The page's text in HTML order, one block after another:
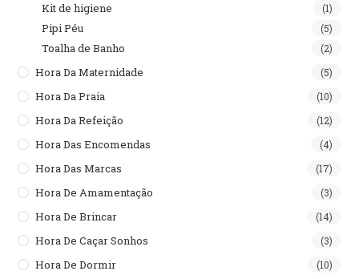
Kit de higiene (1)
Pipi Péu (5)
Toalha de Banho (2)
Hora Da Maternidade (5)
Hora Da Praia (10)
Hora Da Refeição (12)
Hora Das Encomendas (4)
Hora Das Marcas (17)
Hora De Amamentação (3)
Hora De Brincar (14)
Hora De Caçar Sonhos (3)
Hora De Dormir (10)